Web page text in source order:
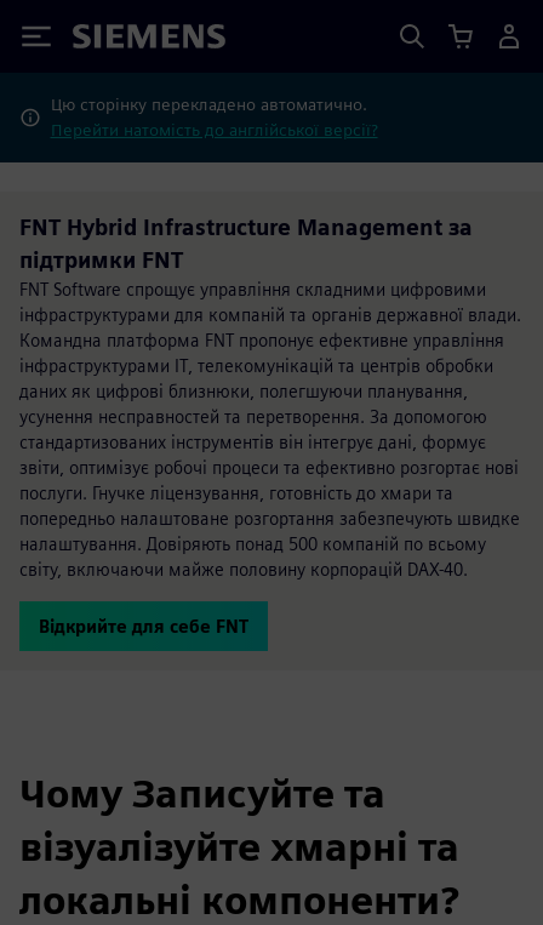
Siemens
Цю сторінку перекладено автоматично.
Перейти натомість до англійської версії?
FNT Hybrid Infrastructure Management за
підтримки FNT
FNT Software спрощує управління складними цифровими
інфраструктурами для компаній та органів державної влади.
Командна платформа FNT пропонує ефективне управління
інфраструктурами ІТ, телекомунікацій та центрів обробки
даних як цифрові близнюки, полегшуючи планування,
усунення несправностей та перетворення. За допомогою
стандартизованих інструментів він інтегрує дані, формує
звіти, оптимізує робочі процеси та ефективно розгортає нові
послуги. Гнучке ліцензування, готовність до хмари та
попередньо налаштоване розгортання забезпечують швидке
налаштування. Довіряють понад 500 компаній по всьому
світу, включаючи майже половину корпорацій DAX-40.
Відкрийте для себе FNT
Чому Записуйте та
візуалізуйте хмарні та
локальні компоненти?